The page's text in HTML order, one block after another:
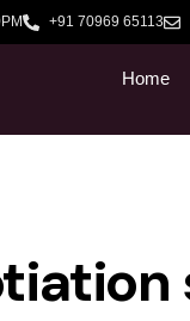
+91 70969 65113
Home